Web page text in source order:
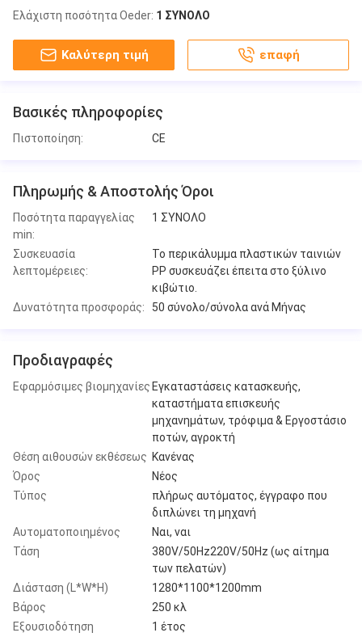
Ελάχιστη ποσότητα Oeder: 1 ΣΥΝΟΛΟ
Καλύτερη τιμή επαφή
Βασικές πληροφορίες
Πιστοποίηση: CE
Πληρωμής & Αποστολής Όροι
Ποσότητα παραγγελίας
min:
1 ΣΥΝΟΛΟ
Συσκευασία
λεπτομέρειες:
Το περικάλυμμα πλαστικών ταινιών
PP συσκευάζει έπειτα στο ξύλινο
κιβώτιο.
Δυνατότητα προσφοράς:
50 σύνολο/σύνολα ανά Μήνας
Προδιαγραφές
Εφαρμόσιμες βιομηχανίες Εγκαταστάσεις κατασκευής,
καταστήματα επισκευής
μηχανημάτων, τρόφιμα & Εργοστάσιο
ποτών, αγροκτή
Θέση αιθουσών εκθέσεως Κανένας
Όρος
Νέος
Τύπος
πλήρως αυτόματος, έγγραφο που
διπλώνει τη μηχανή
Αυτοματοποιημένος
Ναι, ναι
Τάση
380V/50Hz220V/50Hz (ως αίτημα
των πελατών)
Διάσταση (L*W*H)
1280*1100*1200mm
Βάρος
250 κλ
Εξουσιοδότηση
1 έτος